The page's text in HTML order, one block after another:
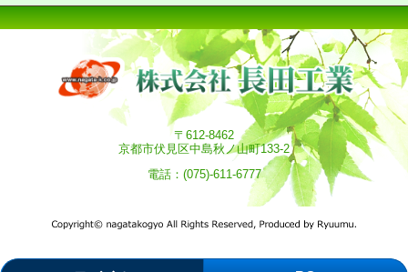
〒612-8462
京都市伏見区中島秋ノ山町133-2
電話：(075)-611-6777